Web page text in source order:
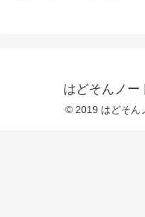
はどそんノー
© 2019 はどそん